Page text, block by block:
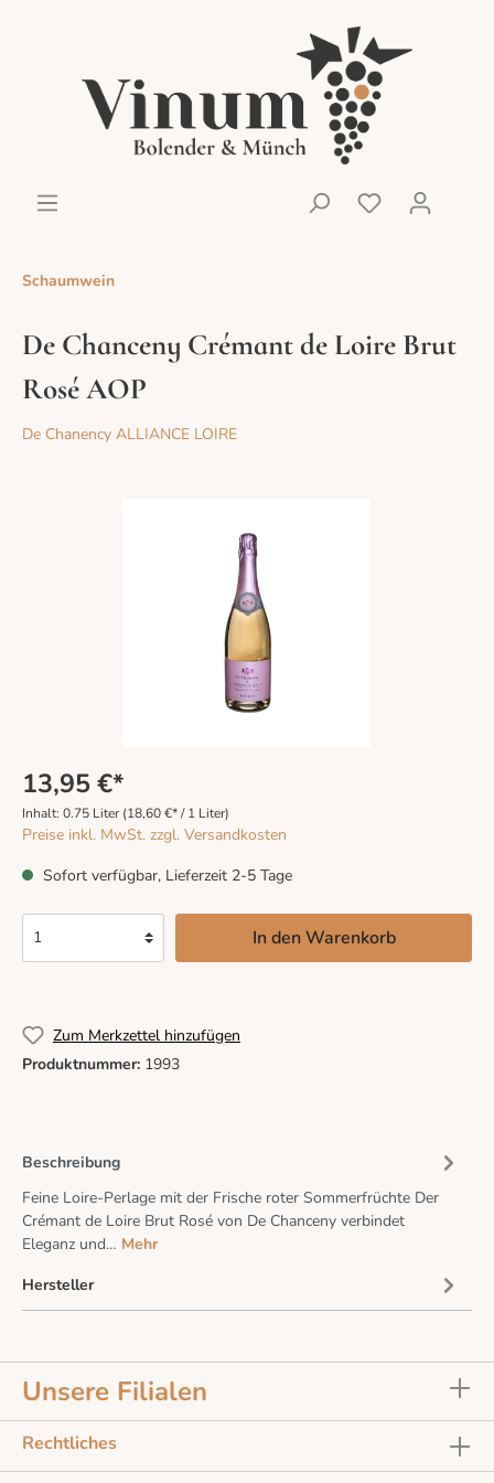
Schaumwein
De Chanceny Crémant de Loire Brut
Rosé AOP
De Chanency ALLIANCE LOIRE
13,95 €*
Inhalt: 0.75 Liter (18,60 €* / 1 Liter)
Preise inkl. MwSt. zzgl. Versandkosten
Sofort verfügbar, Lieferzeit 2-5 Tage
In den Warenkorb
Zum Merkzettel hinzufügen
Produktnummer: 1993
Beschreibung
Feine Loire-Perlage mit der Frische roter Sommerfrüchte Der
Crémant de Loire Brut Rosé von De Chanceny verbindet
Eleganz und… Mehr
Hersteller
Unsere Filialen
Rechtliches